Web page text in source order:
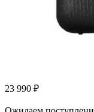
23 990 ₽